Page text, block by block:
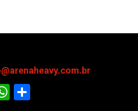
WhatsApp